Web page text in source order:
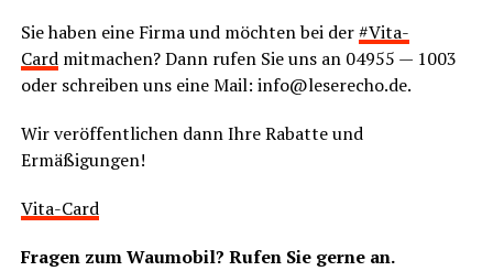
Sie haben eine Fir­ma und möch­ten bei der#Vita­
Cardmit­ma­chen? Dann rufen Sie uns an 04955 — 1003
oder schrei­ben uns eine Mail: info@leserecho.de.
Wir ver­öf­fent­li­chen dann Ihre Rabat­te und
Ermäßigungen!
Vita-Card
Fra­gen zum Waum­o­bil? Rufen Sie ger­ne an.